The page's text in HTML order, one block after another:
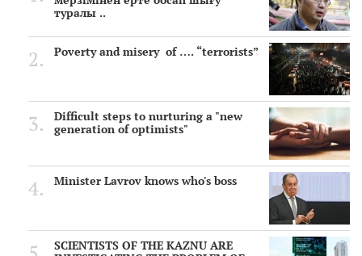
туралы ..
Poverty and misery of …. “terrorists”
Difficult steps to nurturing a "new
generation of optimists"
Minister Lavrov knows who's boss
SCIENTISTS OF THE KAZNU ARE